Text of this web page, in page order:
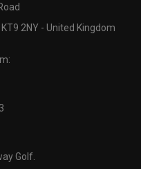
2NY - United Kingdom
Golf.